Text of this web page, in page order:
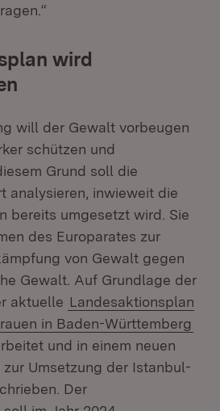
wird
will der Gewalt vorbeugen
schützen und
Grund soll die
analysieren, inwieweit die
bereits umgesetzt wird. Sie
des Europarates zur
von Gewalt gegen
Gewalt. Auf Grundlage der
aktuelle Landesaktionsplan
in Baden-Württemberg
und in einem neuen
Umsetzung der Istanbul-
Der